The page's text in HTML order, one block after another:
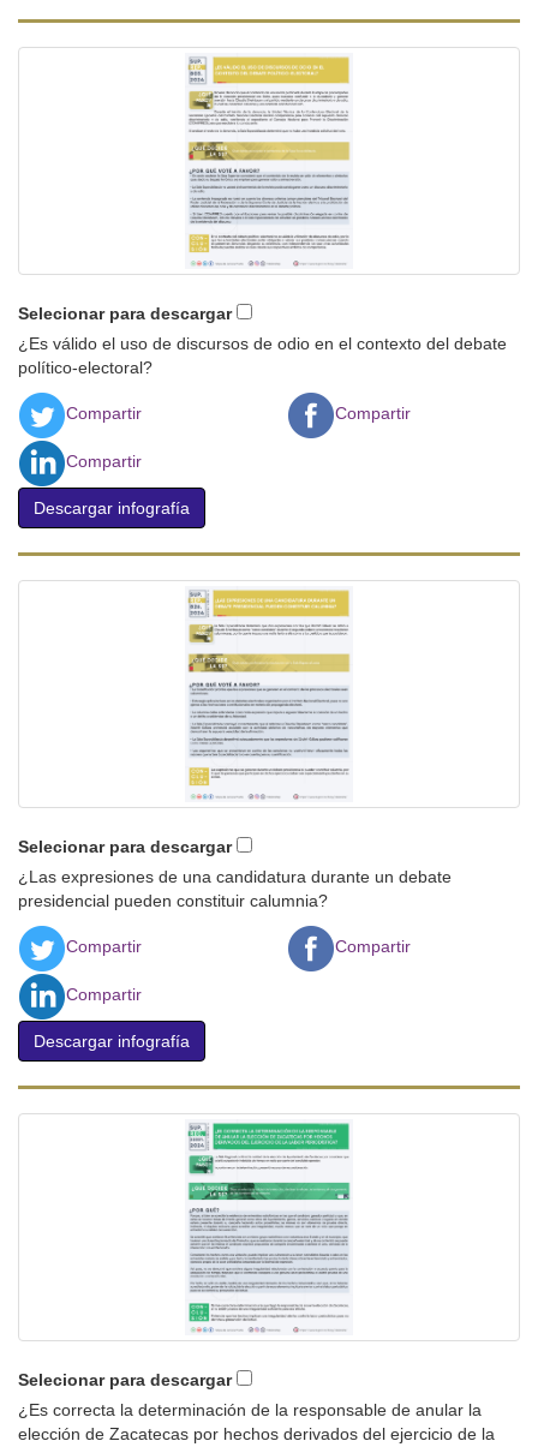
Selecionar para descargar
¿Es válido el uso de discursos de odio en el contexto del debate
político-electoral?
Compartir Compartir
Compartir
Descargar infografía
Selecionar para descargar
¿Las expresiones de una candidatura durante un debate
presidencial pueden constituir calumnia?
Compartir Compartir
Compartir
Descargar infografía
Selecionar para descargar
¿Es correcta la determinación de la responsable de anular la
elección de Zacatecas por hechos derivados del ejercicio de la